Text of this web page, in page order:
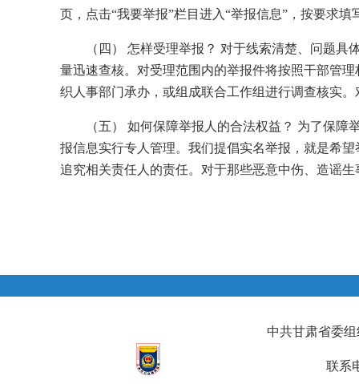
页，点击“我要举报”栏目进入“举报信息”，按要求
（四） 怎样受理举报？ 对于线索清楚、问题
量迅速查核。对受理范围内的举报件将按照干部管
织人事部门承办，或组成联合工作组进行调查核实
（五） 如何保障举报人的合法权益？ 为了保
报信息实行专人管理。我们提倡实名举报，就是希
追究相关责任人的责任。对于那些恶意中伤、造谣
中共甘肃省委
联系